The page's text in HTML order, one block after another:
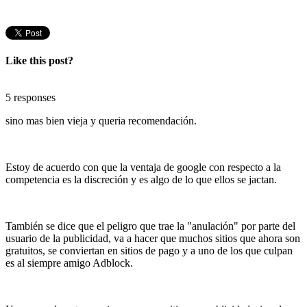
Like this post?
5 responses
sino mas bien vieja y queria recomendación.
Estoy de acuerdo con que la ventaja de google con respecto a la
competencia es la discreción y es algo de lo que ellos se jactan.
También se dice que el peligro que trae la "anulación" por parte del
usuario de la publicidad, va a hacer que muchos sitios que ahora son
gratuitos, se conviertan en sitios de pago y a uno de los que culpan
es al siempre amigo Adblock.